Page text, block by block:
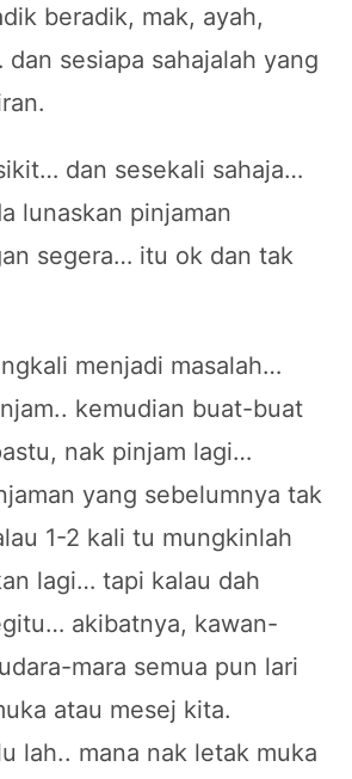
beradik, mak, ayah,
sesiapa sahajalah yang
dan sesekali sahaja…
lunaskan pinjaman
segera… itu ok dan tak
menjadi masalah…
kemudian buat-buat
nak pinjam lagi…
yang sebelumnya tak
1-2 kali tu mungkinlah
lagi… tapi kalau dah
akibatnya, kawan-
mara semua pun lari
atau mesej kita.
lah.. mana nak letak muka